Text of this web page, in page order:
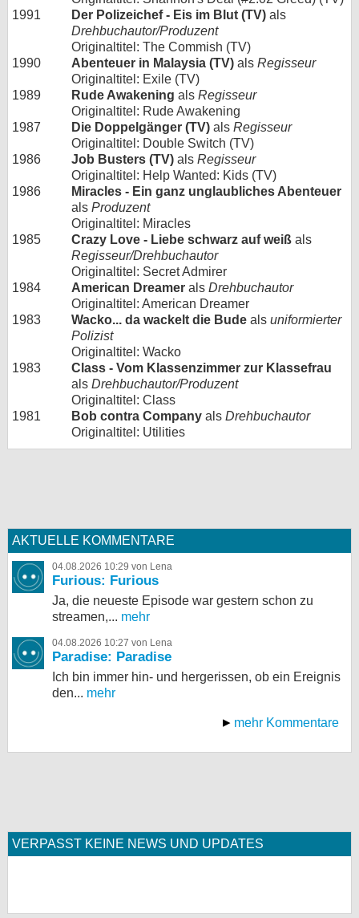
1991
Der Polizeichef - Eis im Blut (TV) als
Drehbuchautor/Produzent
Originaltitel: The Commish (TV)
1990
Abenteuer in Malaysia (TV) als Regisseur
Originaltitel: Exile (TV)
1989
Rude Awakening als Regisseur
Originaltitel: Rude Awakening
1987
Die Doppelgänger (TV) als Regisseur
Originaltitel: Double Switch (TV)
1986
Job Busters (TV) als Regisseur
Originaltitel: Help Wanted: Kids (TV)
1986
Miracles - Ein ganz unglaubliches Abenteuer
als Produzent
Originaltitel: Miracles
1985
Crazy Love - Liebe schwarz auf weiß als
Regisseur/Drehbuchautor
Originaltitel: Secret Admirer
1984
American Dreamer als Drehbuchautor
Originaltitel: American Dreamer
1983
Wacko... da wackelt die Bude als uniformierter
Polizist
Originaltitel: Wacko
1983
Class - Vom Klassenzimmer zur Klassefrau
als Drehbuchautor/Produzent
Originaltitel: Class
1981
Bob contra Company als Drehbuchautor
Originaltitel: Utilities
AKTUELLE KOMMENTARE
04.08.2026 10:29 von Lena
Furious: Furious
Ja, die neueste Episode war gestern schon zu
streamen,... mehr
04.08.2026 10:27 von Lena
Paradise: Paradise
Ich bin immer hin- und hergerissen, ob ein Ereignis
den... mehr
mehr Kommentare
VERPASST KEINE NEWS UND UPDATES